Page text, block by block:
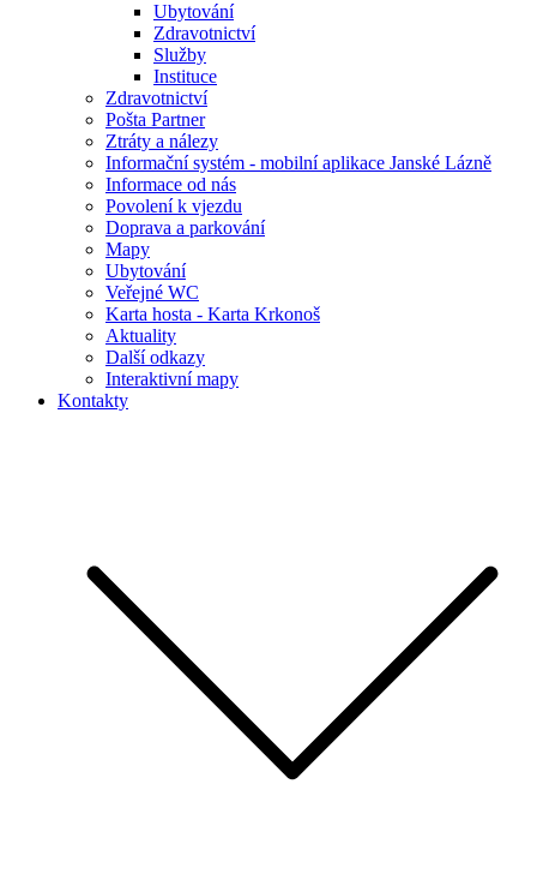
Ubytování
Zdravotnictví
Služby
Instituce
Zdravotnictví
Pošta Partner
Ztráty a nálezy
Informační systém - mobilní aplikace Janské Lázně
Informace od nás
Povolení k vjezdu
Doprava a parkování
Mapy
Ubytování
Veřejné WC
Karta hosta - Karta Krkonoš
Aktuality
Další odkazy
Interaktivní mapy
Kontakty